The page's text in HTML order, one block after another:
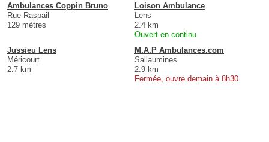
Ambulances Coppin Bruno
Rue Raspail
129 mètres
Loison Ambulance
Lens
2.4 km
Ouvert en continu
Jussieu Lens
Méricourt
2.7 km
M.A.P Ambulances.com
Sallaumines
2.9 km
Fermée, ouvre demain à 8h30